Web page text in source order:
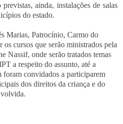
ainda, instalações de salas
do estado.
Marias, Patrocínio, Carmo do
os cursos que serão ministrados pela
Nassif, onde serão tratados temas
a respeito do assunto, até a
foram convidados a participarem
dos direitos da criança e do